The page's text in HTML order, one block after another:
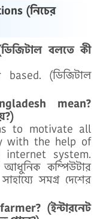
(নিচের
বলতে কী
(ডিজিটাল
mean?
to motivate all
with the help of
system.
আধুনিক কম্পিউটার
সমগ্র দেশের
(ইন্টারনেট